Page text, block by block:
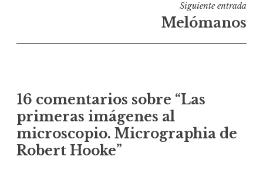
Siguiente entrada
Melómanos
16 comentarios sobre “Las
primeras imágenes al
microscopio. Micrographia de
Robert Hooke”